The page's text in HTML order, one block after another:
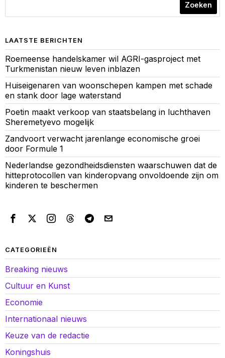
Zoeken
LAATSTE BERICHTEN
Roemeense handelskamer wil AGRI-gasproject met
Turkmenistan nieuw leven inblazen
Huiseigenaren van woonschepen kampen met schade
en stank door lage waterstand
Poetin maakt verkoop van staatsbelang in luchthaven
Sheremetyevo mogelijk
Zandvoort verwacht jarenlange economische groei
door Formule 1
Nederlandse gezondheidsdiensten waarschuwen dat de
hitteprotocollen van kinderopvang onvoldoende zijn om
kinderen te beschermen
CATEGORIEËN
Breaking nieuws
Cultuur en Kunst
Economie
Internationaal nieuws
Keuze van de redactie
Koningshuis